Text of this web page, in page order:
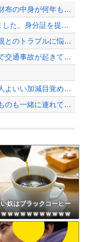
高市首相、公用車を3000万円超の新型センチュリーSUVに変更ｗｗｗｗｗｗｗ
中国、三峡ダムが全開放流。長江流域で深刻な洪水被害
【悲報】経済大国の日本、世界に売るものがなさすぎて史上初めて韓国台湾に輸出額抜か...
【配信者】「金バエ」のSNS更新が1週間途絶え、様々な憶測が飛び交う。1週間ぶり...
Powered by livedoor 相互RSS
数年前に私が旅行先で落とした財布の中身が何年も経ってから別の旅行先で私自身によっ...
Amazon「注文をキャンセルしました。身分証を提出してください」 X民「は？怪...
【トー横キッズ】家庭環境や毒親とのトラブルに悩む若者「大人に相談しても具体的に何...
【珍事】サッカーの試合が原因で交通事故が起きてしまう。
【悲報】関暁夫、号泣。「日本人よいい加減目覚めろ！」と涙の訴え
【悲報】ワイ引っ越しでヤバいものも一緒に連れてきてしまった模様
【言うて人手不足だし？】未経験から「エンジニア」になるという選択‥‥
日本旅行キャンセルすべきか…1万年ぶり史上最大級の火山の兆し＝韓国の反応
海外「おめでとうタキ！」リヴァプール南野がバースデーゴール！！
奴はブラックコーヒー
ｗｗｗｗｗｗｗｗｗｗ